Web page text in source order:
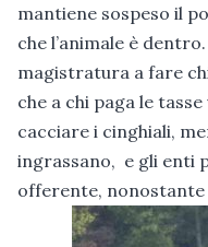
mantiene sospeso il
che l’animale è
magistratura a fare
che a chi paga le
cacciare i cinghiali,
ingrassano, e gli enti
offerente, nonostante